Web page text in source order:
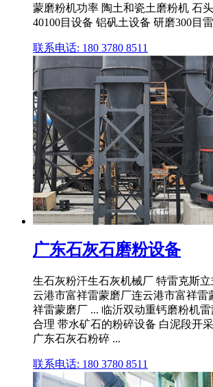
蒙磨粉机功率 陶土和瓷土磨粉机 石
40100目设备 铝矾土设备 研磨300目
联系电话: 180 3780 8511
广东石灰石磨粉设备
生石灰粉汗生石灰机械厂 特雷克斯
云港市富祥雷蒙磨厂连云港市富祥雷
祥雷蒙磨厂 ... 临沂双动重钙磨粉机
合理 带水矿石的粉碎设备 白泥段开
广东石灰石粉碎 ...
联系电话: 180 3780 8511